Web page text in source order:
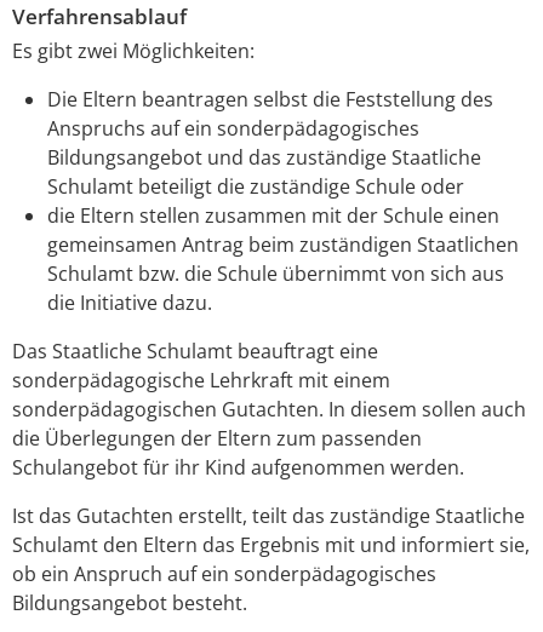
Verfahrensablauf
Es gibt zwei Möglichkeiten:
Die Eltern beantragen selbst die Feststellung des
Anspruchs auf ein sonderpädagogisches
Bildungsangebot und das zuständige Staatliche
Schulamt beteiligt die zuständige Schule oder
die Eltern stellen zusammen mit der Schule einen
gemeinsamen Antrag beim zuständigen Staatlichen
Schulamt bzw. die Schule übernimmt von sich aus
die Initiative dazu.
Das Staatliche Schulamt beauftragt eine
sonderpädagogische Lehrkraft mit einem
sonderpädagogischen Gutachten. In diesem sollen auch
die Überlegungen der Eltern zum passenden
Schulangebot für ihr Kind aufgenommen werden.
Ist das Gutachten erstellt, teilt das zuständige Staatliche
Schulamt den Eltern das Ergebnis mit und informiert sie,
ob ein Anspruch auf ein sonderpädagogisches
Bildungsangebot besteht.